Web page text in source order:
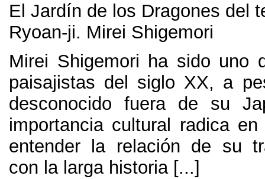
El Jardín de los Dragones del
Ryoan-ji. Mirei Shigemori
Mirei Shigemori ha sido uno
paisajistas del siglo XX, a
desconocido fuera de su
importancia cultural radica
entender la relación de su
con la larga historia[...]